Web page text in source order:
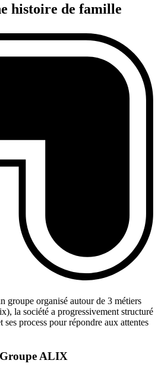
histoire de famille
groupe organisé autour de 3 métiers
la société a progressivement structuré
ses process pour répondre aux attentes
Groupe ALIX